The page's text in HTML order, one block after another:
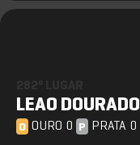
LEAO DOURADO
O OURO 0 P PRATA 0